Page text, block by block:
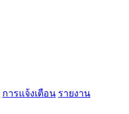
การแจ้งเตือน รายงาน